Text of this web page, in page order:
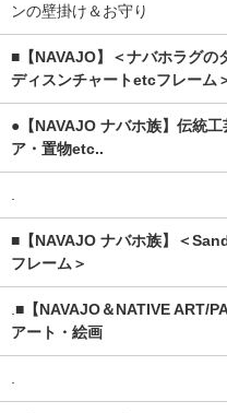
ンの壁掛け＆お守り
■【NAVAJO】＜ナバホラグの
ディスンチャートetcフレーム
●【NAVAJO ナバホ族】伝統
ア・置物etc..
■【NAVAJO ナバホ族】＜
フレーム＞
■【NAVAJO＆NATIVE ART/
アート・絵画